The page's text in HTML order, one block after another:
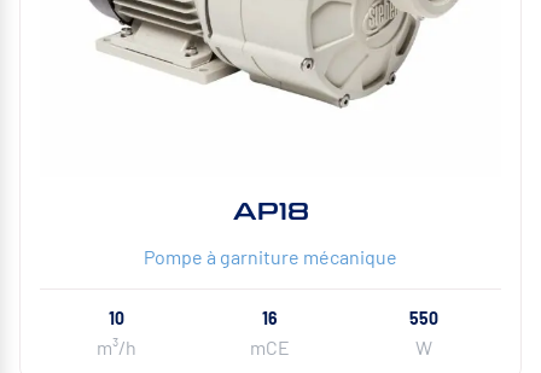
AP18
Pompe à garniture mécanique
10
m³/h
16
mCE
550
W